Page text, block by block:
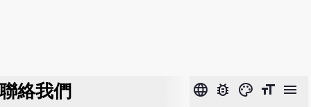
聯絡我們 language bug_report color_lens format_size menu